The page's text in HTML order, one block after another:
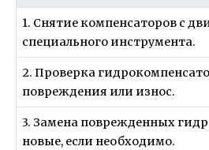
1. Снятие компенсаторов с
специального инструмента.
2. Проверка
повреждения или износ.
3. Замена поврежденных
новые, если необходимо.